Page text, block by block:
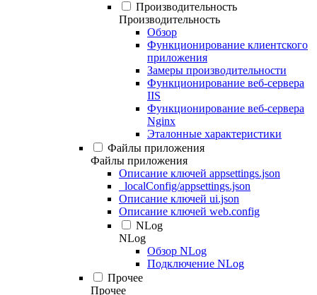
Производительность
Производительность
Обзор
Функционирование клиентского
приложения
Замеры производительности
Функционирование веб-сервера
IIS
Функционирование веб-сервера
Nginx
Эталонные характеристики
Файлы приложения
Файлы приложения
Описание ключей appsettings.json
_localConfig/appsettings.json
Описание ключей ui.json
Описание ключей web.config
NLog
NLog
Обзор NLog
Подключение NLog
Прочее
Прочее